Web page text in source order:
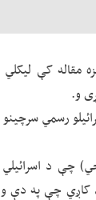
مقاله کې
و.
رسمي
چې د
کاږي چې په دې